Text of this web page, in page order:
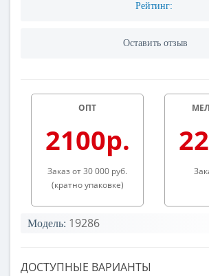
Рейтинг:
Оставить отзыв
ОПТ
2100р.
Заказ от 30 000 руб.
(кратно упаковке)
Модель: 19286
ДОСТУПНЫЕ ВАРИАНТЫ